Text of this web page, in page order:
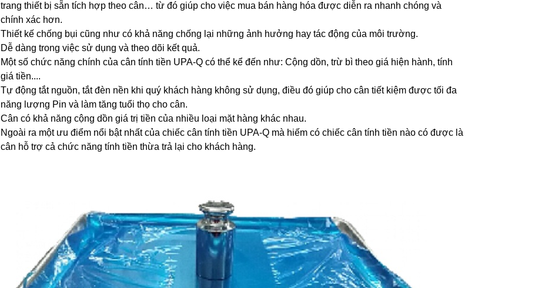
trang thiết bị sẵn tích hợp theo cân… từ đó giúp cho việc mua bán hàng hóa được diễn ra nhanh chóng và
chính xác hơn.
Thiết kế chống bụi cũng như có khả năng chống lại những ảnh hưởng hay tác động của môi trường.
Dễ dàng trong việc sử dụng và theo dõi kết quả.
Một số chức năng chính của cân tính tiền UPA-Q có thể kể đến như: Cộng dồn, trừ bì theo giá hiện hành, tính
giá tiền....
Tự động tắt nguồn, tắt đèn nền khi quý khách hàng không sử dụng, điều đó giúp cho cân tiết kiệm được tối đa
năng lượng Pin và làm tăng tuổi thọ cho cân.
Cân có khả năng cộng dồn giá trị tiền của nhiều loại mặt hàng khác nhau.
Ngoài ra một ưu điểm nổi bật nhất của chiếc cân tính tiền UPA-Q mà hiếm có chiếc cân tính tiền nào có được là
cân hỗ trợ cả chức năng tính tiền thừa trả lại cho khách hàng.